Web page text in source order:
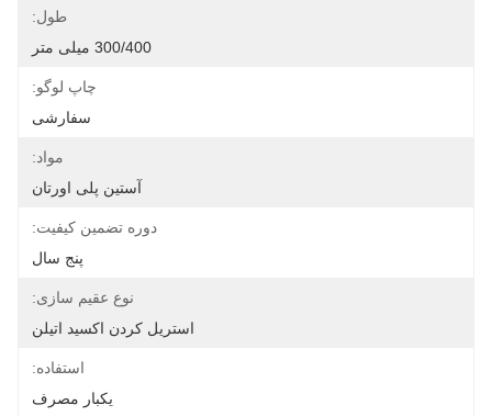
طول:
300/400 میلی متر
چاپ لوگو:
سفارشی
مواد:
آستین پلی اورتان
دوره تضمین کیفیت:
پنج سال
نوع عقیم سازی:
استریل کردن اکسید اتیلن
استفاده:
یکبار مصرف